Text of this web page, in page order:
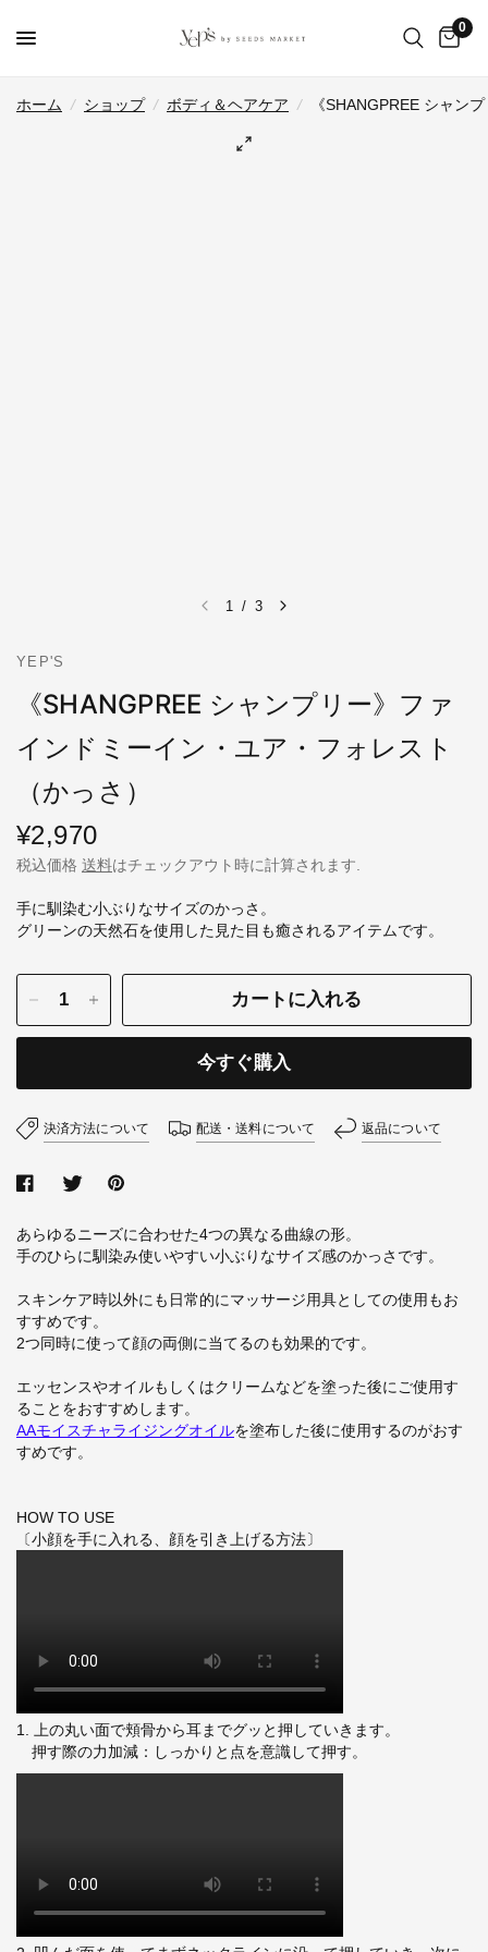
0
ホーム / ショップ / ボディ＆ヘアケア / 《SHANGPREE シャン
1 / 3
YEP'S
《SHANGPREE シャンプリー》ファ
インドミーイン・ユア・フォレスト
（かっさ）
¥2,970
税込価格 送料はチェックアウト時に計算されます.
手に馴染む小ぶりなサイズのかっさ。
グリーンの天然石を使用した見た目も癒されるアイテムです。
カートに入れる
今すぐ購入
決済方法について 配送・送料について 返品について
あらゆるニーズに合わせた4つの異なる曲線の形。
手のひらに馴染み使いやすい小ぶりなサイズ感のかっさです。
スキンケア時以外にも日常的にマッサージ用具としての使用もお
すすめです。
2つ同時に使って顔の両側に当てるのも効果的です。
エッセンスやオイルもしくはクリームなどを塗った後にご使用す
ることをおすすめします。
AAモイスチャライジングオイルを塗布した後に使用するのがおす
すめです。
HOW TO USE
〔小顔を手に入れる、顔を引き上げる方法〕
1. 上の丸い面で頬骨から耳までグッと押していきます。
押す際の力加減：しっかりと点を意識して押す。